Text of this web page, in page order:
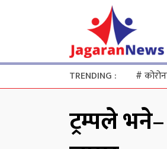
TRENDING : #
ट्रम्पले